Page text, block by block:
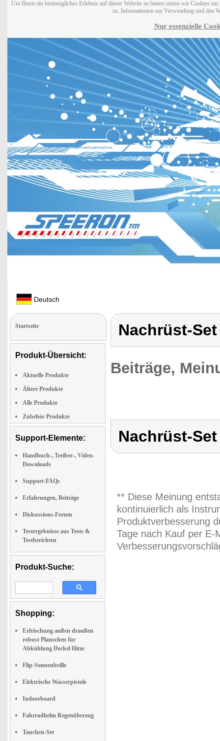
Um Ihnen ein bestmögliches Erlebnis auf dieser Website zu bieten setzen wir Cookies
zu. Informationen zur Verwendung und den
Nur essenzielle
Deutsch
Startseite
Produkt-Übersicht:
Aktuelle Produkte
Ältere Produkte
Alle Produkte
Zubehör Produkte
Support-Elemente:
Handbuch-, Treiber-, Video-
Downloads
Support-FAQs
Erfahrungen, Beiträge
Diskussions-Forum
Testergebnisse aus Tests &
Testberichten
Produkt-Suche:
Shopping:
Erfrischung außen draußen
robust Planschen für
Abkühlung Deckel Hitze
Flip-Sonnenbrille
Elektrische Wasserpistole
Indoorboard
Fahrradhelm Regenüberzug
Tauchen-Set
Nachrüst-
Beiträge,
Nachrüst-
** Diese Meinung
kontinuierlich als
Produktverbesserung
Tage nach Kauf per E-